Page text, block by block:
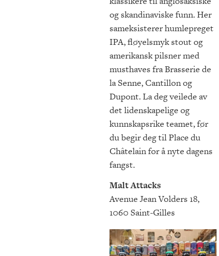
og skandinaviske funn. Her
sameksisterer humlepreget
IPA, fløyelsmyk stout og
amerikansk pilsner med
musthaves fra Brasserie de
la Senne, Cantillon og
Dupont. La deg veilede av
det lidenskapelige og
kunnskapsrike teamet, før
du begir deg til Place du
Châtelain for å nyte dagens
fangst.
Malt Attacks
Avenue Jean Volders 18,
1060 Saint-Gilles